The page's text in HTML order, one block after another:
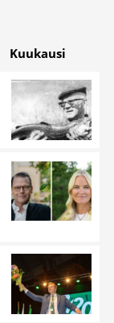
Kuukausi